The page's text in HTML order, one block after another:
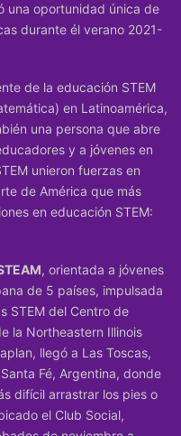
una oportunidad única de
durante él verano 2021-
de la educación STEM
en Latinoamérica,
una persona que abre
y a jóvenes en
unieron fuerzas en
de América que más
en educación STEM:
, orientada a jóvenes
de 5 países, impulsada
STEM del Centro de
la Northeastern Illinois
llegó a Las Toscas,
Fé, Argentina, donde
difícil arrastrar los pies o
el Club Social,